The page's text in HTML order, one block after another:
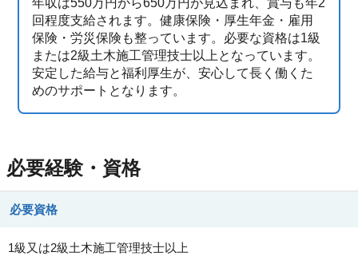
年収は550万円から650万円が見込まれ、賞与も年2
回程度支給されます。健康保険・厚生年金・雇用
保険・労災保険も整っています。必要な資格は1級
または2級土木施工管理技士以上となっています。
安定した給与と福利厚生が、安心して長く働くた
めのサポートとなります。
必要経験・資格
必要資格
1級又は2級土木施工管理技士以上